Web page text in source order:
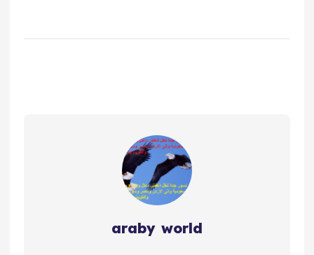
araby world